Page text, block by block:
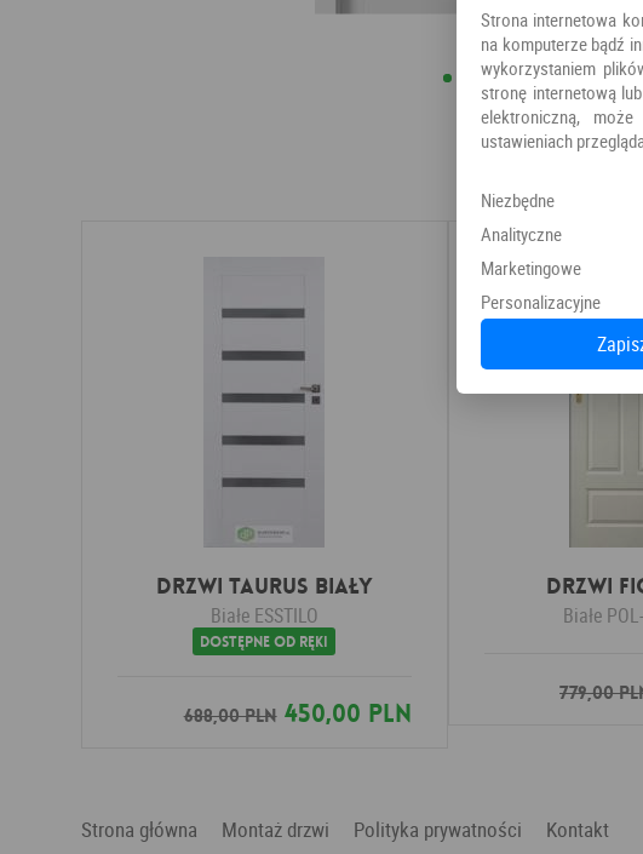
Drzwi TAURUS Biały
Białe ESSTILO
Dostępne od ręki
688,00 PLN450,00 PLN
Drzwi
Białe
779,00
Strona główna Montaż drzwi Polityka prywatności Kontakt
Strona internetowa
na komputerze bądź
wykorzystaniem
stronę internetową
elektroniczną,
ustawieniach
Niezbędne
Analityczne
Marketingowe
Personalizacyjne